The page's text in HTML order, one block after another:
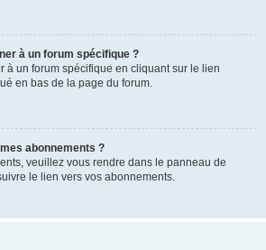
à un forum spécifique ?
à un forum spécifique en cliquant sur le lien
en bas de la page du forum.
abonnements ?
veuillez vous rendre dans le panneau de
le lien vers vos abonnements.